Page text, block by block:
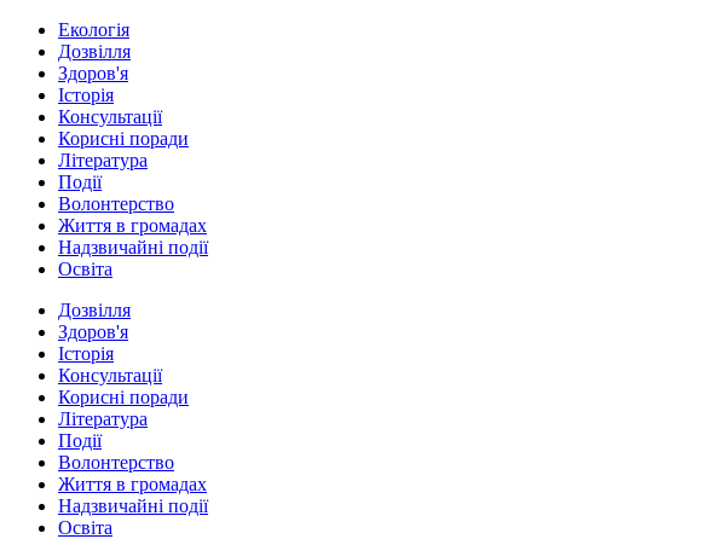
Екологія
Дозвілля
Здоров'я
Історія
Консультації
Корисні поради
Література
Події
Волонтерство
Життя в громадах
Надзвичайні події
Освіта
Дозвілля
Здоров'я
Історія
Консультації
Корисні поради
Література
Події
Волонтерство
Життя в громадах
Надзвичайні події
Освіта